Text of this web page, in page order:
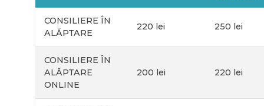
CONSILIERE ÎN
ALĂPTARE
220 lei 250 lei
CONSILIERE ÎN
ALĂPTARE
ONLINE
200 lei 220 lei